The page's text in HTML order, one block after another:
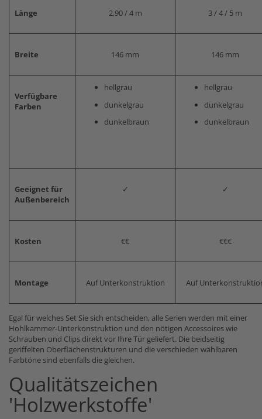
Länge 2,90 / 4 m 3 / 4 / 5 m
Breite 146 mm 146 mm
Verfügbare
Farben
hellgrau
dunkelgrau
dunkelbraun
hellgrau
dunkelgrau
dunkelbraun
Geeignet für
Außenbereich
✓ ✓
Kosten €€ €€€
Montage Auf Unterkonstruktion Auf
Egal für welches Set Sie sich entscheiden, alle Serien werden mit einer
Hohlkammer-Unterkonstruktion und den nötigen Accessoires wie
Schrauben und Clips direkt vor Ihre Tür geliefert. Die beidseitig
geriffelten Oberflächenstrukturen und die verschieden wählbaren
Farbtöne sind ebenfalls die gleichen.
Qualitätszeichen
'Holzwerkstoffe'